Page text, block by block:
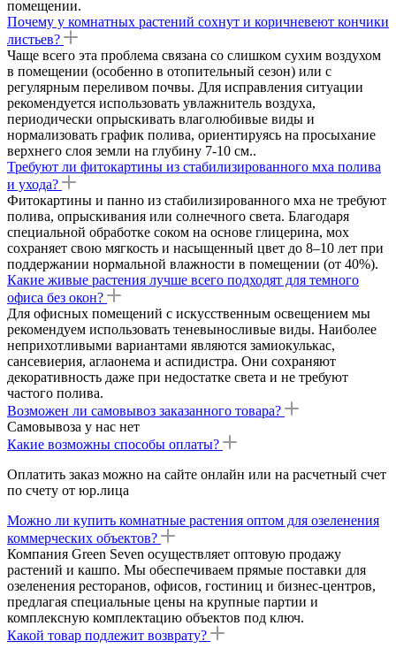
помещении.
Почему у комнатных растений сохнут и коричневеют кончики
листьев?
Чаще всего эта проблема связана со слишком сухим воздухом
в помещении (особенно в отопительный сезон) или с
регулярным переливом почвы. Для исправления ситуации
рекомендуется использовать увлажнитель воздуха,
периодически опрыскивать влаголюбивые виды и
нормализовать график полива, ориентируясь на просыхание
верхнего слоя земли на глубину 7-10 см..
Требуют ли фитокартины из стабилизированного мха полива
и ухода?
Фитокартины и панно из стабилизированного мха не требуют
полива, опрыскивания или солнечного света. Благодаря
специальной обработке соком на основе глицерина, мох
сохраняет свою мягкость и насыщенный цвет до 8–10 лет при
поддержании нормальной влажности в помещении (от 40%).
Какие живые растения лучше всего подходят для темного
офиса без окон?
Для офисных помещений с искусственным освещением мы
рекомендуем использовать теневыносливые виды. Наиболее
неприхотливыми вариантами являются замиокулькас,
сансевиерия, аглаонема и аспидистра. Они сохраняют
декоративность даже при недостатке света и не требуют
частого полива.
Возможен ли самовывоз заказанного товара?
Самовывоза у нас нет
Какие возможны способы оплаты?
Оплатить заказ можно на сайте онлайн или на расчетный счет
по счету от юр.лица
Можно ли купить комнатные растения оптом для озеленения
коммерческих объектов?
Компания Green Seven осуществляет оптовую продажу
растений и кашпо. Мы обеспечиваем прямые поставки для
озеленения ресторанов, офисов, гостиниц и бизнес-центров,
предлагая специальные цены на крупные партии и
комплексную комплектацию объектов под ключ.
Какой товар подлежит возврату?